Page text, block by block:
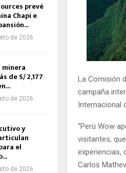
La Comisión
campaña
Internacional
“Perú Wow
visitantes,
experiencias,
Carlos
prevé
Chapi e
de 2026
de S/ 2,177
de 2026
y
el
de 2026